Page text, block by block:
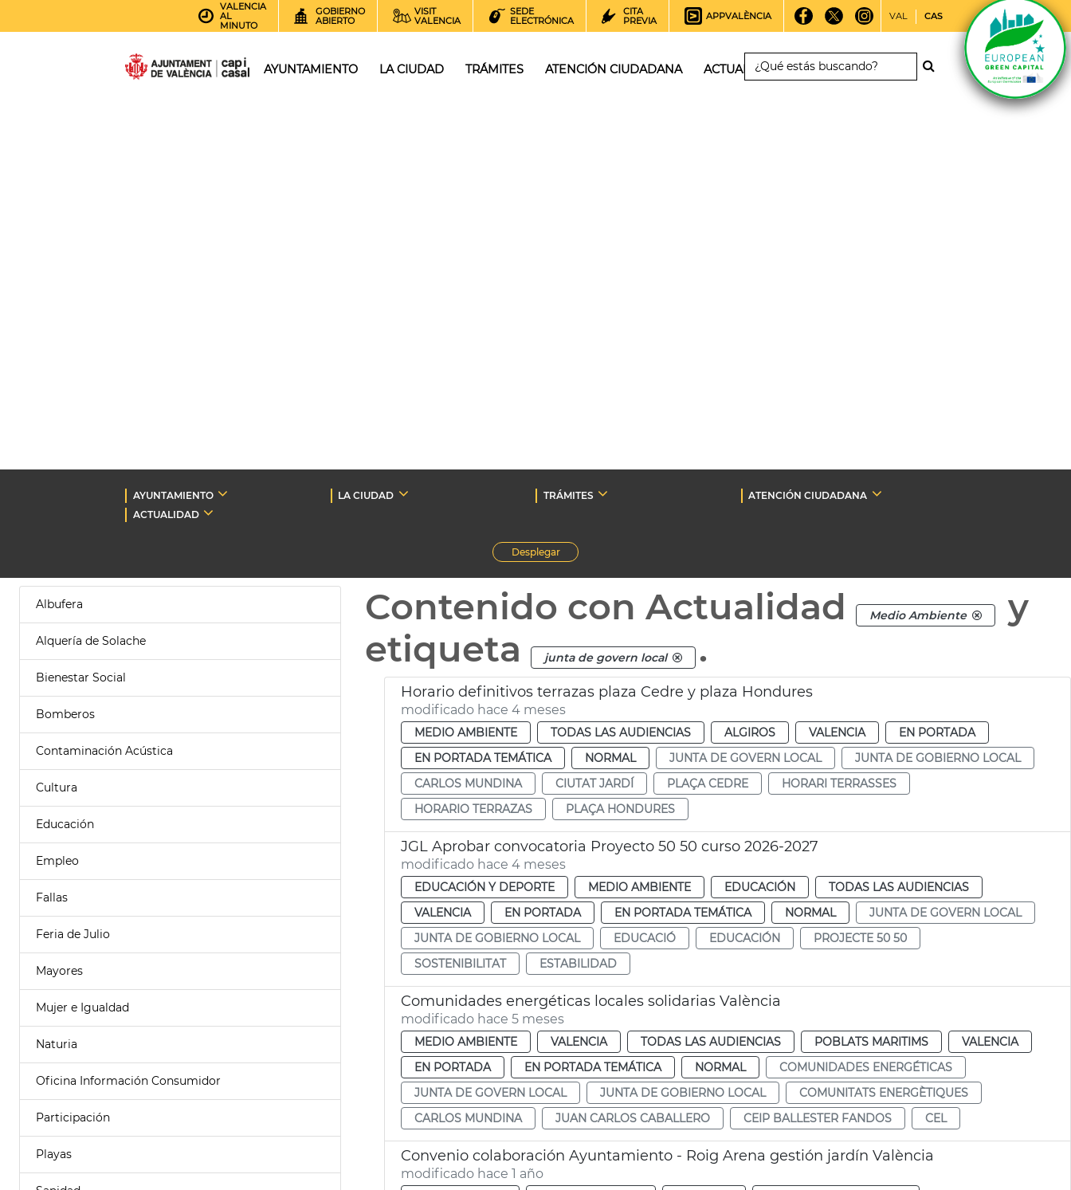
VALENCIA
AL
MINUTO
GOBIERNO
ABIERTO
VISIT
VALENCIA
SEDE
ELECTRÓNICA
CITA
PREVIA
APPVALÈNCIA VAL CAS
AYUNTAMIENTO LA CIUDAD TRÁMITES ATENCIÓN CIUDADANA ACTUALIDAD
AYUNTAMIENTO LA CIUDAD TRÁMITES
ATENCIÓN CIUDADANA
ACTUALIDAD
Desplegar
Albufera
Alquería de Solache
Bienestar Social
Bomberos
Contaminación Acústica
Cultura
Educación
Empleo
Fallas
Feria de Julio
Mayores
Mujer e Igualdad
Naturia
Oficina Información Consumidor
Participación
Playas
Contenido con Actualidad Medio Ambiente
y
etiqueta
junta de govern local .
Horario definitivos terrazas plaza Cedre y plaza Hondures
modificado hace 4 meses
MEDIO AMBIENTE TODAS LAS AUDIENCIAS ALGIROS VALENCIA
EN PORTADA
EN PORTADA TEMÁTICA
NORMAL JUNTA DE GOVERN LOCAL
JUNTA DE GOBIERNO LOCAL
CARLOS MUNDINA
CIUTAT JARDÍ PLAÇA CEDRE
HORARI TERRASSES
HORARIO TERRAZAS
PLAÇA HONDURES
JGL Aprobar convocatoria Proyecto 50 50 curso 2026-2027
modificado hace 4 meses
EDUCACIÓN Y DEPORTE MEDIO AMBIENTE EDUCACIÓN
TODAS LAS AUDIENCIAS
VALENCIA
EN PORTADA EN PORTADA TEMÁTICA NORMAL
JUNTA DE GOVERN LOCAL
JUNTA DE GOBIERNO LOCAL
EDUCACIÓ EDUCACIÓN
PROJECTE 50 50
SOSTENIBILITAT
ESTABILIDAD
Comunidades energéticas locales solidarias València
modificado hace 5 meses
MEDIO AMBIENTE VALENCIA TODAS LAS AUDIENCIAS POBLATS MARITIMS
VALENCIA
EN PORTADA
EN PORTADA TEMÁTICA NORMAL
COMUNIDADES ENERGÉTICAS
JUNTA DE GOVERN LOCAL
JUNTA DE GOBIERNO LOCAL
COMUNITATS ENERGÈTIQUES
CARLOS MUNDINA
JUAN CARLOS CABALLERO CEIP BALLESTER FANDOS CEL
Convenio colaboración Ayuntamiento - Roig Arena gestión jardín València
modificado hace 1 año